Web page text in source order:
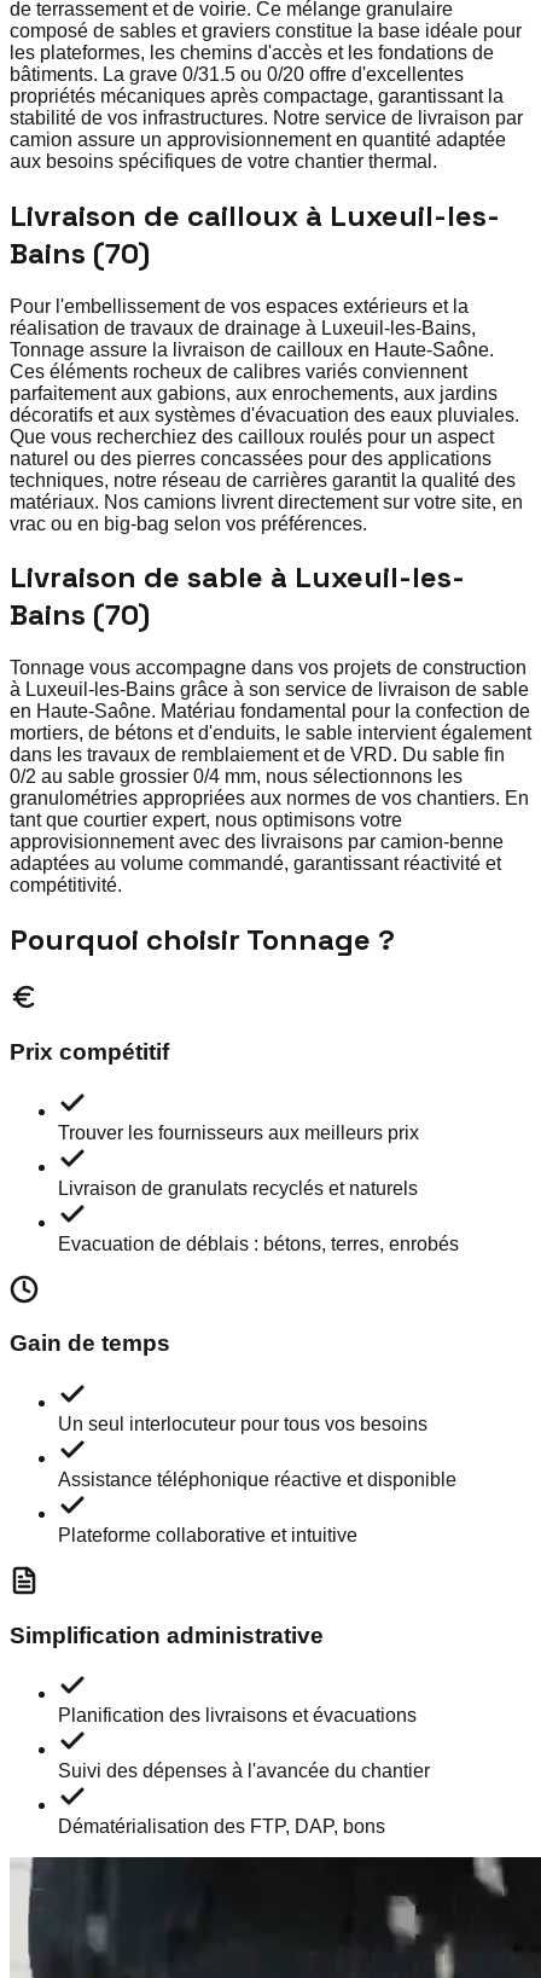
de terrassement et de voirie. Ce mélange granulaire
composé de sables et graviers constitue la base idéale pour
les plateformes, les chemins d'accès et les fondations de
bâtiments. La grave 0/31.5 ou 0/20 offre d'excellentes
propriétés mécaniques après compactage, garantissant la
stabilité de vos infrastructures. Notre service de livraison par
camion assure un approvisionnement en quantité adaptée
aux besoins spécifiques de votre chantier thermal.
Livraison de cailloux à Luxeuil-les-
Bains (70)
Pour l'embellissement de vos espaces extérieurs et la
réalisation de travaux de drainage à Luxeuil-les-Bains,
Tonnage assure la livraison de cailloux en Haute-Saône.
Ces éléments rocheux de calibres variés conviennent
parfaitement aux gabions, aux enrochements, aux jardins
décoratifs et aux systèmes d'évacuation des eaux pluviales.
Que vous recherchiez des cailloux roulés pour un aspect
naturel ou des pierres concassées pour des applications
techniques, notre réseau de carrières garantit la qualité des
matériaux. Nos camions livrent directement sur votre site, en
vrac ou en big-bag selon vos préférences.
Livraison de sable à Luxeuil-les-
Bains (70)
Tonnage vous accompagne dans vos projets de construction
à Luxeuil-les-Bains grâce à son service de livraison de sable
en Haute-Saône. Matériau fondamental pour la confection de
mortiers, de bétons et d'enduits, le sable intervient également
dans les travaux de remblaiement et de VRD. Du sable fin
0/2 au sable grossier 0/4 mm, nous sélectionnons les
granulométries appropriées aux normes de vos chantiers. En
tant que courtier expert, nous optimisons votre
approvisionnement avec des livraisons par camion-benne
adaptées au volume commandé, garantissant réactivité et
compétitivité.
Pourquoi choisir Tonnage ?
Prix compétitif
Trouver les fournisseurs aux meilleurs prix
Livraison de granulats recyclés et naturels
Evacuation de déblais : bétons, terres, enrobés
Gain de temps
Un seul interlocuteur pour tous vos besoins
Assistance téléphonique réactive et disponible
Plateforme collaborative et intuitive
Simplification administrative
Planification des livraisons et évacuations
Suivi des dépenses à l'avancée du chantier
Dématérialisation des FTP, DAP, bons